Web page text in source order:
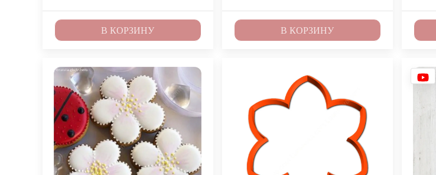
В КОРЗИНУ В КОРЗИНУ